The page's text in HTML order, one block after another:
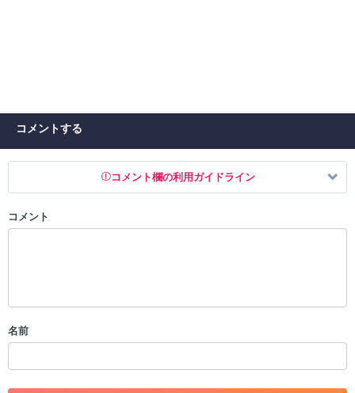
コメントする
コメント欄の利用ガイドライン
以下の書き込みを禁止とし、場合によってはコメント削除や書き込み制
・一度削除された投稿を再び投稿すること
・アカウントの売買など金銭が絡む内容の投稿
・各ゲームのネタバレを含む内容の投稿
コメント
名前